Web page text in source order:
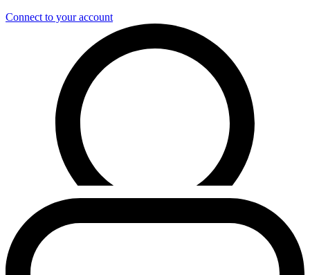
Connect to your account